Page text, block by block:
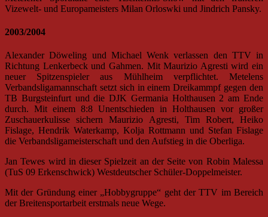
Vizewelt- und Europameisters Milan Orloswki und Jindrich Pansky.
2003/2004
Alexander Döweling und Michael Wenk verlassen den TTV in
Richtung Lenkerbeck und Gahmen. Mit Maurizio Agresti wird ein
neuer Spitzenspieler aus Mühlheim verpflichtet. Metelens
Verbandsligamannschaft setzt sich in einem Dreikammpf gegen den
TB Burgsteinfurt und die DJK Germania Holthausen 2 am Ende
durch. Mit einem 8:8 Unentschieden in Holthausen vor großer
Zuschauerkulisse sichern Maurizio Agresti, Tim Robert, Heiko
Fislage, Hendrik Waterkamp, Kolja Rottmann und Stefan Fislage
die Verbandsligameisterschaft und den Aufstieg in die Oberliga.
Jan Tewes wird in dieser Spielzeit an der Seite von Robin Malessa
(TuS 09 Erkenschwick) Westdeutscher Schüler-Doppelmeister.
Mit der Gründung einer „Hobbygruppe“ geht der TTV im Bereich
der Breitensportarbeit erstmals neue Wege.